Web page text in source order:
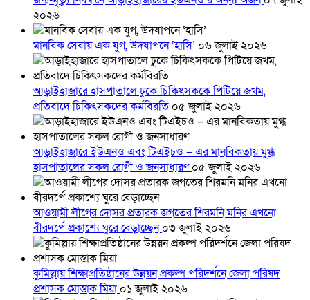
২০২৬
মানবিক সেবায় এক যুগ, উদযাপনে ‘হাসি’ ০৬ জুলাই ২০২৬
আড়াইহাজারে হাসপাতালে ঢুকে চিকিৎসককে পিটিয়ে জখম,
প্রতিবাদে চিকিৎসকদের কর্মবিরতি ০৫ জুলাই ২০২৬
আড়াইহাজারে ইউএনও এবং টিএইচও – এর মানবিকতায় মুগ্ধ
হাসপাতালের সকল রোগী ও জনসাধারণ০৫ জুলাই ২০২৬
আওয়ামী লীগের দোসর প্রতারক জগতের শিরমনি মনির এখনো
বীরদর্পে প্রকাশ্যে ঘুরে বেড়াচ্ছেন০৩ জুলাই ২০২৬
কুমিল্লায় শিক্ষাপ্রতিষ্ঠানের উন্নয়ন প্রকল্প পরিদর্শনে জেলা পরিষদ
প্রশাসক মোস্তাক মিয়া ০১ জুলাই ২০২৬